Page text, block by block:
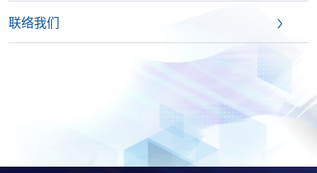
联络我们